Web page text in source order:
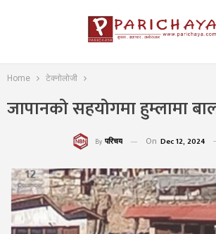
Home टेक्नोलोजी
जापानको सहयोगमा हुम्लामा
By परिचय On Dec 12, 2024